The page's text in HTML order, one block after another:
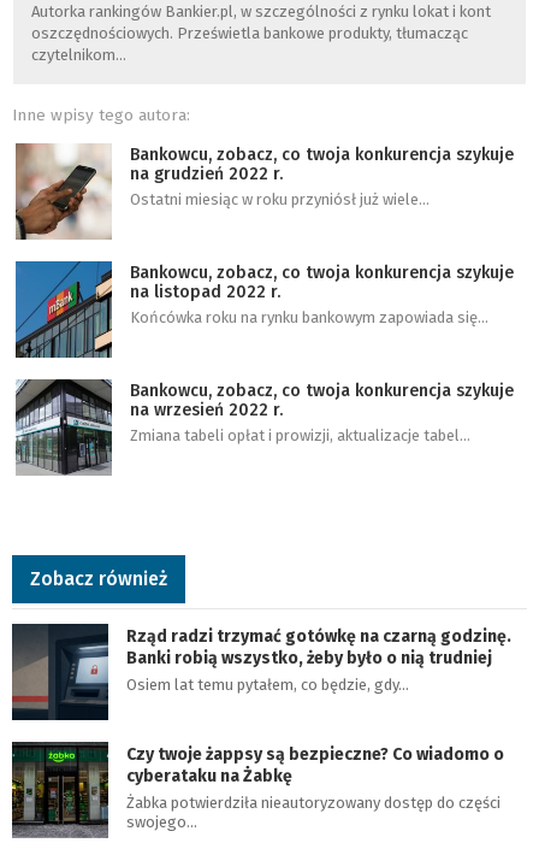
Autorka rankingów Bankier.pl, w szczególności z rynku lokat i kont
oszczędnościowych. Prześwietla bankowe produkty, tłumacząc
czytelnikom…
Inne wpisy tego autora:
Bankowcu, zobacz, co twoja konkurencja szykuje
na grudzień 2022 r.
Ostatni miesiąc w roku przyniósł już wiele…
Bankowcu, zobacz, co twoja konkurencja szykuje
na listopad 2022 r.
Końcówka roku na rynku bankowym zapowiada się…
Bankowcu, zobacz, co twoja konkurencja szykuje
na wrzesień 2022 r.
Zmiana tabeli opłat i prowizji, aktualizacje tabel…
Zobacz również
Rząd radzi trzymać gotówkę na czarną godzinę.
Banki robią wszystko, żeby było o nią trudniej
Osiem lat temu pytałem, co będzie, gdy…
Czy twoje żappsy są bezpieczne? Co wiadomo o
cyberataku na Żabkę
Żabka potwierdziła nieautoryzowany dostęp do części
swojego…